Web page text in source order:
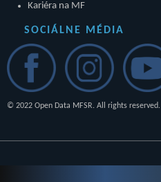
Kariéra na MF
SOCIÁLNE MÉDIA
© 2022 Open Data MFSR. All rights reserved.